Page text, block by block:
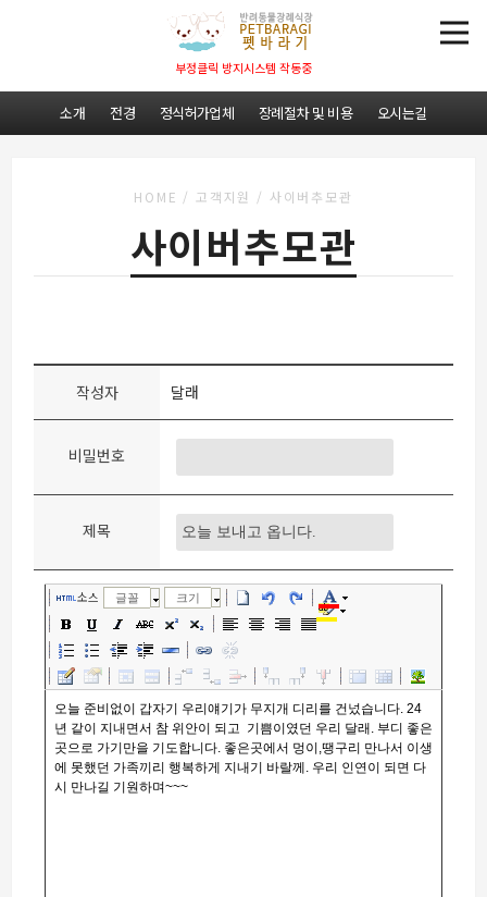
부정클릭 방지시스템 작동중
소개 전경 정식허가업체 장례절차 및 비용 오시는길
HOME /고객지원 / 사이버추모관
사이버추모관
작성자 달래
비밀번호
제목
소스 글꼴 크기